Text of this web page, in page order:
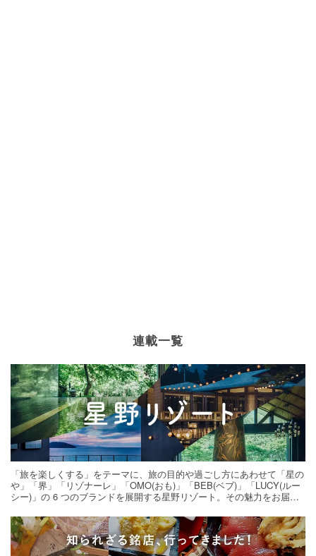
連載一覧
「旅を楽しくする」をテーマに、旅の目的や過ごし方にあわせて「星の
や」「界」「リゾナーレ」「OMO(おも)」「BEB(ベブ)」「LUCY(ルー
シー)」の 6 つのブランドを展開する星野リゾート。その魅力をお届け